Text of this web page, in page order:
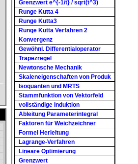
Grenzwert e^{-1/t} / sqrt(t^3)
Runge Kutta 4
Runge Kutta3
Runge Kutta Verfahren 2
Konvergenz
Gewöhnl. Differentialoperator
Trapezregel
Newtonsche Mechanik
Skaleneigenschaften von Produk
Isoquanten und MRTS
Stammfunktion von Vektorfeld
vollständige Induktion
Ableitung Parameterintegral
Faktoren für Weichzeichner
Formel Herleitung
Lagrange-Verfahren
Lineare Optimierung
Grenzwert